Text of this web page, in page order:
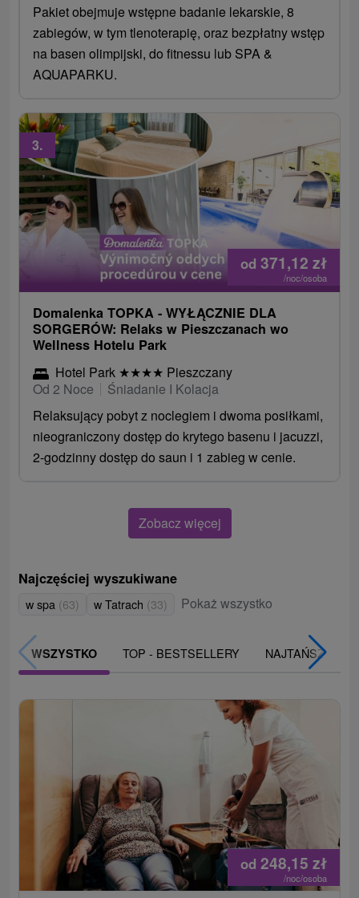
Pakiet obejmuje wstępne badanie lekarskie, 8
zabiegów, w tym tlenoterapię, oraz bezpłatny wstęp
na basen olimpijski, do fitnessu lub SPA &
AQUAPARKU.
od 371,12 zł
/noc/osoba
3.
Domalenka TOPKA - WYŁĄCZNIE DLA
SORGERÓW: Relaks w Pieszczanach wo
Wellness Hotelu Park
Hotel Park ★★★★ Pieszczany
Od 2 Noce
Śniadanie I Kolacja
Relaksujący pobyt z noclegiem i dwoma posiłkami,
nieograniczony dostęp do krytego basenu i jacuzzi,
2-godzinny dostęp do saun i 1 zabieg w cenie.
Zobacz więcej
Najczęściej wyszukiwane
w spa (63) w Tatrach (33) Pokaż wszystko
WSZYSTKO TOP - BESTSELLERY NAJTAŃSZE
od 248,15 zł
/noc/osoba